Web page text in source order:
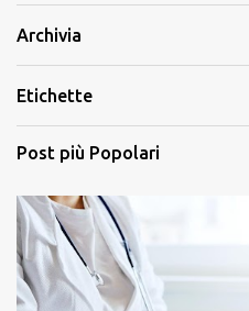
Archivia
Etichette
Post più Popolari